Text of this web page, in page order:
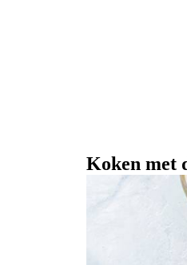
Koken met